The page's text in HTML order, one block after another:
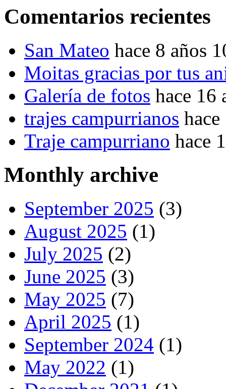
Comentarios recientes
San Mateo hace 8 años
Moitas gracias por tus
Galería de fotos hace 16
trajes campurrianos
Traje campurriano hace
Monthly archive
September 2025 (3)
August 2025 (1)
July 2025 (2)
June 2025 (3)
May 2025 (7)
April 2025 (1)
September 2024 (1)
May 2022 (1)